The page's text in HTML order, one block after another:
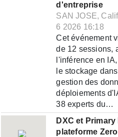
d'entreprise
SAN JOSE,
6 2026 16:18
Cet événement
de 12 sessions,
l'inférence en
le stockage
gestion des
déploiements
38 experts du…
DXC et
plateforme